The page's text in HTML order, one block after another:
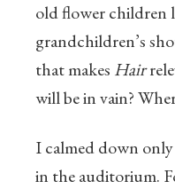
old flower children
grandchildren’s
that makes Hair
will be in vain?
I calmed down
in the auditorium.